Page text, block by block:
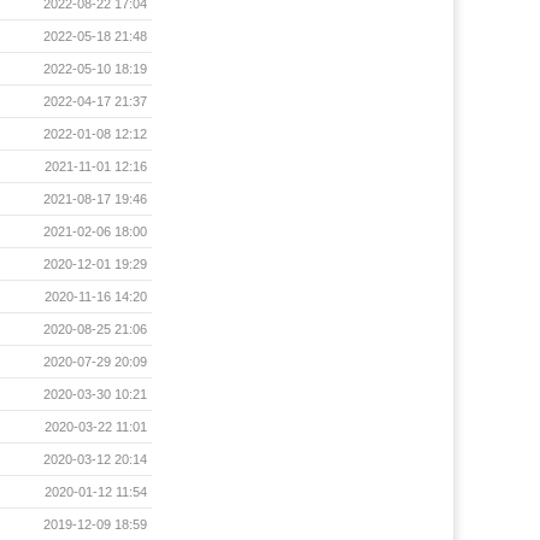
2022-08-22 17:04
2022-05-18 21:48
2022-05-10 18:19
2022-04-17 21:37
2022-01-08 12:12
2021-11-01 12:16
2021-08-17 19:46
2021-02-06 18:00
2020-12-01 19:29
2020-11-16 14:20
2020-08-25 21:06
2020-07-29 20:09
2020-03-30 10:21
2020-03-22 11:01
2020-03-12 20:14
2020-01-12 11:54
2019-12-09 18:59